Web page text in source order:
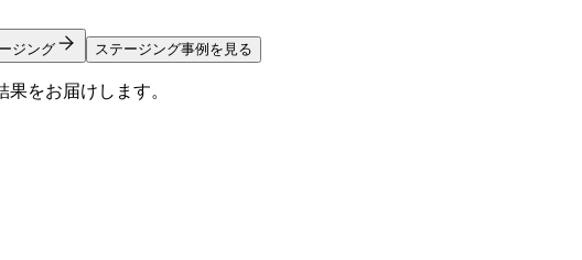
ジング ステージング事例を見る
をお届けします。